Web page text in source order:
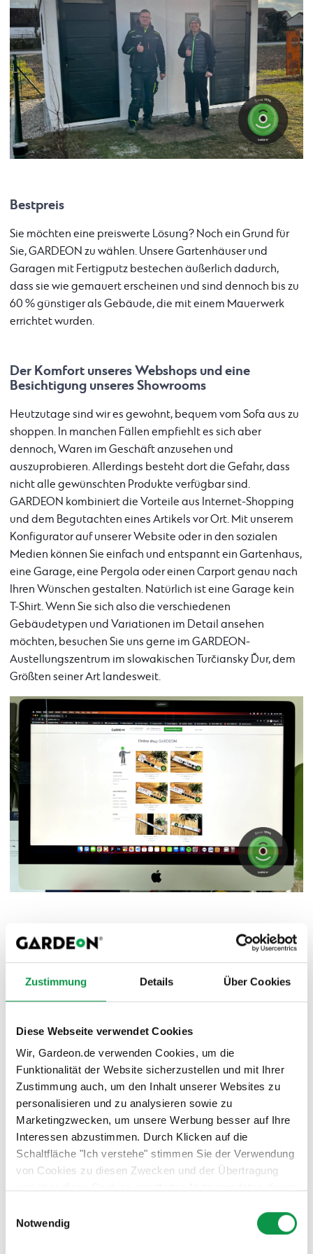
Zustimmung Details Über Cookies
Diese Webseite verwendet Cookies
Wir, Gardeon.de verwenden Cookies, um die
Funktionalität der Website sicherzustellen und mit Ihrer
Zustimmung auch, um den Inhalt unserer Websites zu
personalisieren und zu analysieren sowie zu
Marketingzwecken, um unsere Werbung besser auf Ihre
Interessen abzustimmen. Durch Klicken auf die
Schaltfläche "Ich verstehe" stimmen Sie der Verwendung
von Cookies zu diesen Zwecken und der Übertragung
Werbung in sozialen Netzwerken und Werbenetzwerken
auf anderen Websites zu. Diese Zustimmung ist freiwillig
Notwendig
Bestpreis
Sie möchten eine preiswerte Lösung? Noch ein Grund für
Sie, GARDEON zu wählen. Unsere Gartenhäuser und
Garagen mit Fertigputz bestechen äußerlich dadurch,
dass sie wie gemauert erscheinen und sind dennoch bis zu
60 % günstiger als Gebäude, die mit einem Mauerwerk
errichtet wurden.
Der Komfort unseres Webshops und eine
Besichtigung unseres Showrooms
Heutzutage sind wir es gewohnt, bequem vom Sofa aus zu
shoppen. In manchen Fällen empfiehlt es sich aber
dennoch, Waren im Geschäft anzusehen und
auszuprobieren. Allerdings besteht dort die Gefahr, dass
nicht alle gewünschten Produkte verfügbar sind.
GARDEON kombiniert die Vorteile aus Internet-Shopping
und dem Begutachten eines Artikels vor Ort. Mit unserem
Konfigurator auf unserer Website oder in den sozialen
Medien können Sie einfach und entspannt ein Gartenhaus,
eine Garage, eine Pergola oder einen Carport genau nach
Ihren Wünschen gestalten. Natürlich ist eine Garage kein
T-Shirt. Wenn Sie sich also die verschiedenen
Gebäudetypen und Variationen im Detail ansehen
möchten, besuchen Sie uns gerne im GARDEON-
Austellungszentrum im slowakischen Turčiansky Ďur, dem
Größten seiner Art landesweit.